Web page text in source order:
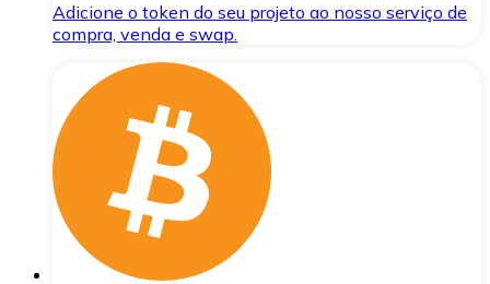
Adicione o token do seu projeto ao nosso serviço de
compra, venda e swap.